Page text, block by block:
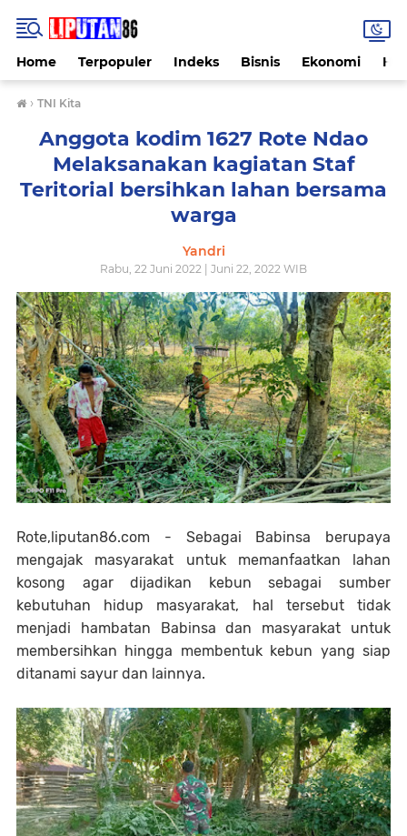
Home Terpopuler Indeks Bisnis Ekonomi
› TNI Kita
Anggota kodim 1627 Rote Ndao
Melaksanakan kagiatan Staf
Teritorial bersihkan lahan bersama
warga
Yandri
Rabu, 22 Juni 2022 | Juni 22, 2022 WIB
Rote,liputan86.com - Sebagai Babinsa berupaya
mengajak masyarakat untuk memanfaatkan lahan
kosong agar dijadikan kebun sebagai sumber
kebutuhan hidup masyarakat, hal tersebut tidak
menjadi hambatan Babinsa dan masyarakat untuk
membersihkan hingga membentuk kebun yang siap
ditanami sayur dan lainnya.